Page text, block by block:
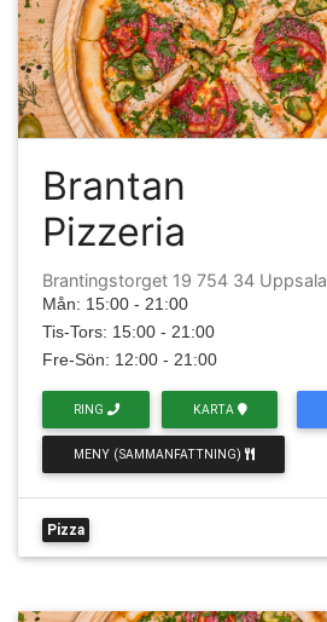
Brantan
Pizzeria
Brantingstorget 19 754 34 Uppsala
Mån: 15:00 - 21:00
Tis-Tors: 15:00 - 21:00
Fre-Sön: 12:00 - 21:00
RING KARTA
MENY (SAMMANFATTNING)
Pizza